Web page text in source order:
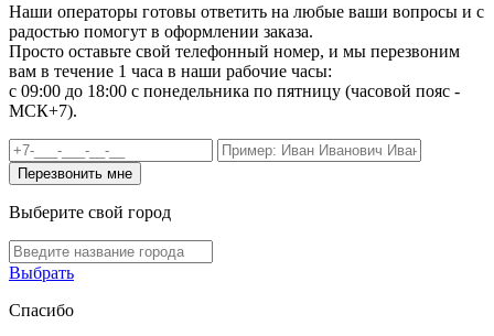
Наши операторы готовы ответить на любые ваши вопросы и с
радостью помогут в оформлении заказа.
Просто оставьте свой телефонный номер, и мы перезвоним
вам в течение 1 часа в наши рабочие часы:
c 09:00 до 18:00 с понедельника по пятницу (часовой пояс -
МСК+7).
Выберите свой город
Выбрать
Спасибо